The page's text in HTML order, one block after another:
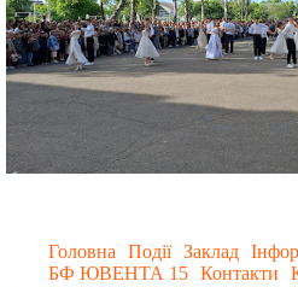
Головна Події Заклад
БФ ЮВЕНТА 15 Контакти